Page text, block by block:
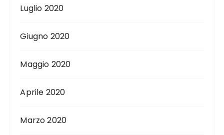
Luglio 2020
Giugno 2020
Maggio 2020
Aprile 2020
Marzo 2020